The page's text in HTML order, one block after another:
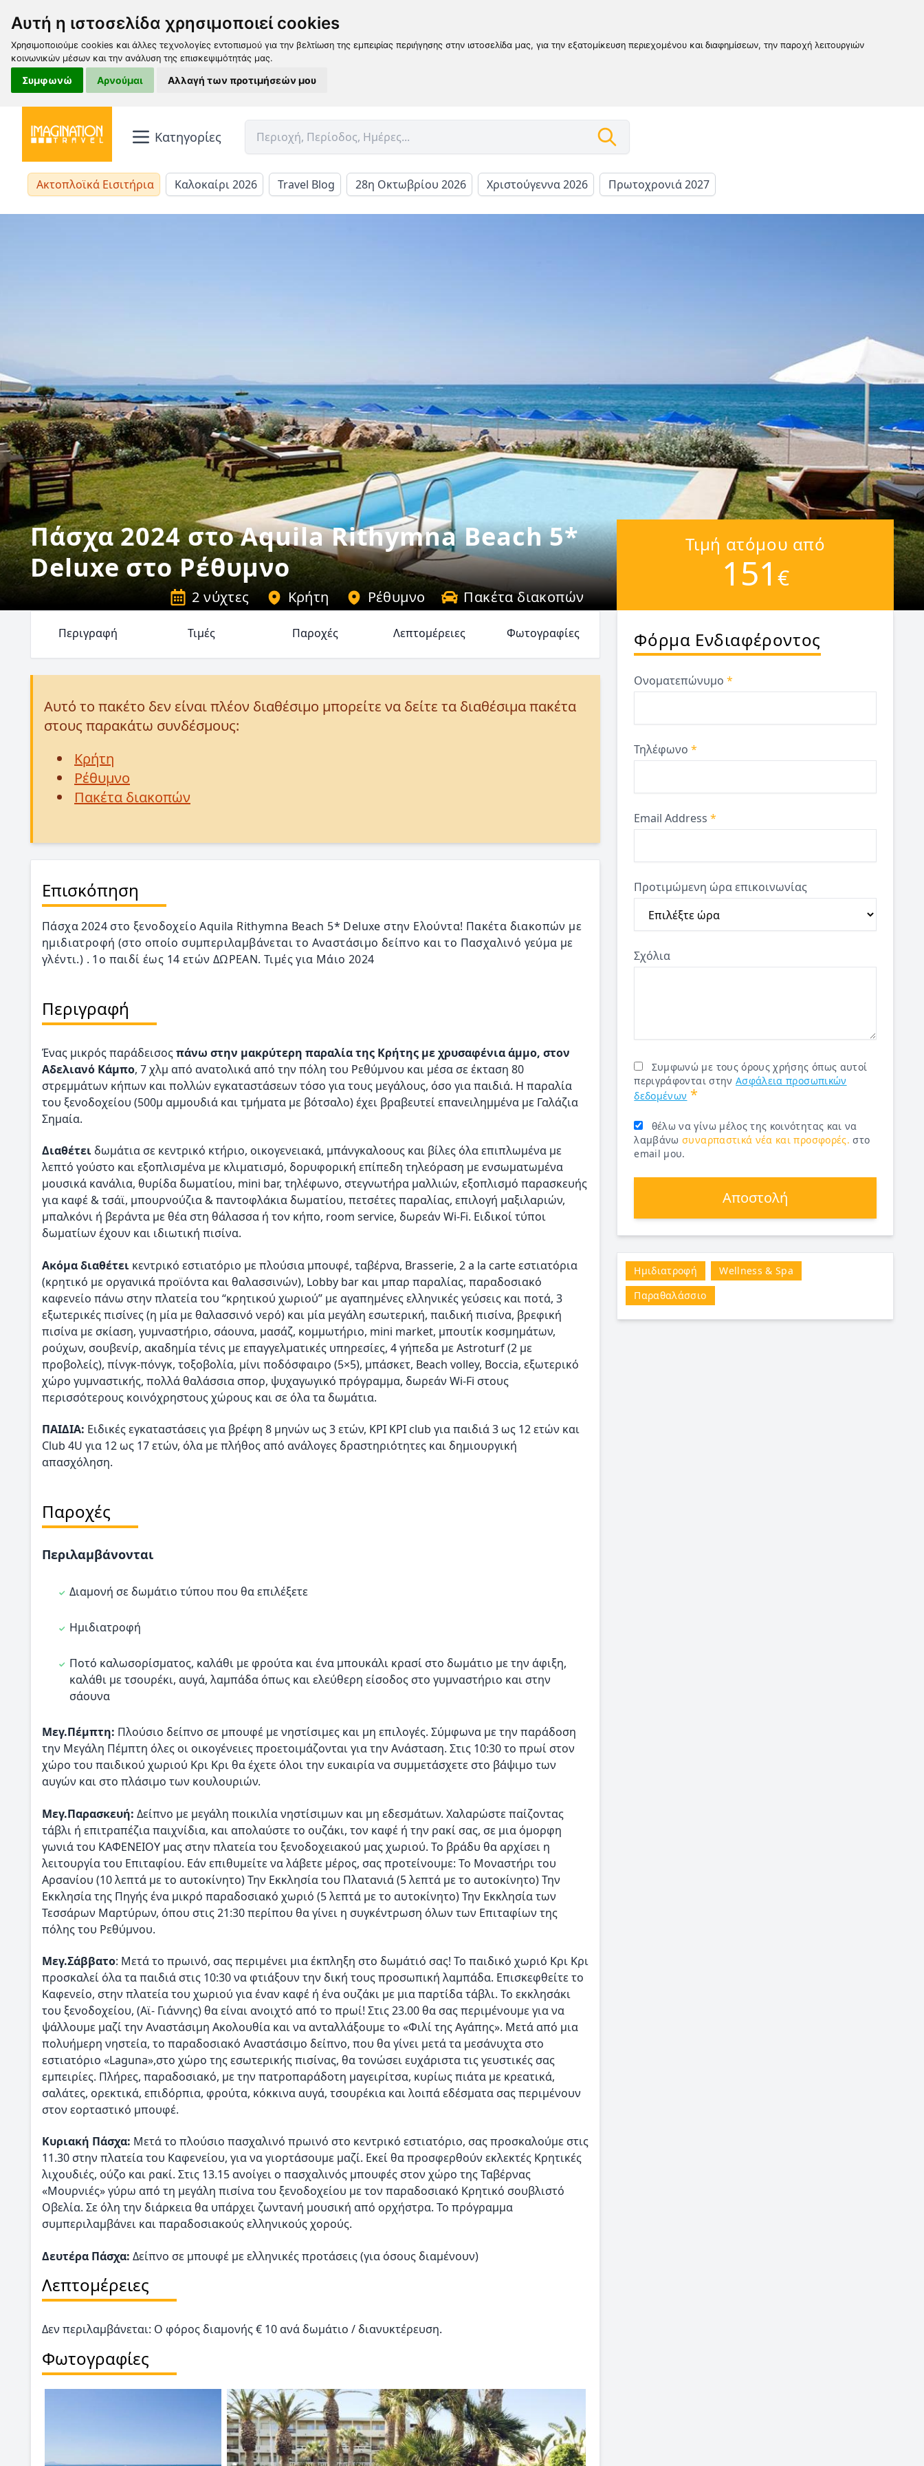
Αυτή η ιστοσελίδα χρησιμοποιεί cookies
Χρησιμοποιούμε cookies και άλλες τεχνολογίες εντοπισμού για την βελτίωση της εμπειρίας περιήγησης στην ιστοσελίδα μας, για την εξατομίκευση περιεχομένου και διαφημίσεων, την παροχή λειτουργιών
κοινωνικών μέσων και την ανάλυση της επισκεψιμότητάς μας.
Συμφωνώ Αρνούμαι Αλλαγή των προτιμήσεών μου
Κατηγορίες
Ακτοπλοϊκά Εισιτήρια Καλοκαίρι 2026 Travel Blog 28η Οκτωβρίου 2026 Χριστούγεννα 2026 Πρωτοχρονιά 2027
Πάσχα 2024 στο Aquila Rithymna Beach 5*
Deluxe στο Ρέθυμνο
2 νύχτες Κρήτη Ρέθυμνο Πακέτα διακοπών
Τιμή ατόμου από
151 €
Περιγραφή Τιμές Παροχές Λεπτομέρειες Φωτογραφίες
Αυτό το πακέτο δεν είναι πλέον διαθέσιμο μπορείτε να δείτε τα διαθέσιμα πακέτα
στους παρακάτω συνδέσμους:
Κρήτη
Ρέθυμνο
Πακέτα διακοπών
Επισκόπηση
Πάσχα 2024 στο ξενοδοχείο Aquila Rithymna Beach 5* Deluxe στην Ελούντα! Πακέτα διακοπών με
ημιδιατροφή (στο οποίο συμπεριλαμβάνεται το Αναστάσιμο δείπνο και το Πασχαλινό γεύμα με
γλέντι.) . 1o παιδί έως 14 ετών ΔΩΡΕΑΝ. Τιμές για Μάιο 2024
Περιγραφή
Ένας μικρός παράδεισοςπάνω στην μακρύτερη παραλία της Κρήτης με χρυσαφένια άμμο, στον
Αδελιανό Κάμπο, 7 χλμ από ανατολικά από την πόλη του Ρεθύμνου και μέσα σε έκταση 80
στρεμμάτων κήπων και πολλών εγκαταστάσεων τόσο για τους μεγάλους, όσο για παιδιά. Η παραλία
του ξενοδοχείου (500μ αμμουδιά και τμήματα με βότσαλο) έχει βραβευτεί επανειλημμένα με Γαλάζια
Σημαία.
Διαθέτειδωμάτια σε κεντρικό κτήριο, οικογενειακά, μπάνγκαλοους και βίλες όλα επιπλωμένα με
λεπτό γούστο και εξοπλισμένα με κλιματισμό, δορυφορική επίπεδη τηλεόραση με ενσωματωμένα
μουσικά κανάλια, θυρίδα δωματίου, mini bar, τηλέφωνο, στεγνωτήρα μαλλιών, εξοπλισμό παρασκευής
για καφέ & τσάϊ, μπουρνούζια & παντοφλάκια δωματίου, πετσέτες παραλίας, επιλογή μαξιλαριών,
μπαλκόνι ή βεράντα με θέα στη θάλασσα ή τον κήπο, room service, δωρεάν Wi-Fi. Ειδικοί τύποι
δωματίων έχουν και ιδιωτική πισίνα.
Ακόμα διαθέτει κεντρικό εστιατόριο με πλούσια μπουφέ, ταβέρνα, Brasserie, 2 a la carte εστιατόρια
(κρητικό με οργανικά προϊόντα και θαλασσινών), Lobby bar και μπαρ παραλίας, παραδοσιακό
καφενείο πάνω στην πλατεία του “κρητικού χωριού” με αγαπημένες ελληνικές γεύσεις και ποτά, 3
εξωτερικές πισίνες (η μία με θαλασσινό νερό) και μία μεγάλη εσωτερική, παιδική πισίνα, βρεφική
πισίνα με σκίαση, γυμναστήριο, σάουνα, μασάζ, κομμωτήριο, mini market, μπουτίκ κοσμημάτων,
ρούχων, σουβενίρ, ακαδημία τένις με επαγγελματικές υπηρεσίες, 4 γήπεδα με Astroturf (2 με
προβολείς), πίνγκ-πόνγκ, τοξοβολία, μίνι ποδόσφαιρο (5×5), μπάσκετ, Beach volley, Boccia, εξωτερικό
χώρο γυμναστικής, πολλά θαλάσσια σπορ, ψυχαγωγικό πρόγραμμα, δωρεάν Wi-Fi στους
περισσότερους κοινόχρηστους χώρους και σε όλα τα δωμάτια.
ΠΑΙΔΙΑ: Ειδικές εγκαταστάσεις για βρέφη 8 μηνών ως 3 ετών, KΡΙ ΚΡΙ club για παιδιά 3 ως 12 ετών και
Club 4U για 12 ως 17 ετών, όλα με πλήθος από ανάλογες δραστηριότητες και δημιουργική
απασχόληση.
Παροχές
Περιλαμβάνονται
Διαμονή σε δωμάτιο τύπου που θα επιλέξετε
Ημιδιατροφή
Ποτό καλωσορίσματος, καλάθι με φρούτα και ένα μπουκάλι κρασί στο δωμάτιο με την άφιξη,
καλάθι με τσουρέκι, αυγά, λαμπάδα όπως και ελεύθερη είσοδος στο γυμναστήριο και στην
σάουνα
Μεγ.Πέμπτη: Πλούσιο δείπνο σε μπουφέ με νηστίσιμες και μη επιλογές. Σύμφωνα με την παράδοση
την Μεγάλη Πέμπτη όλες οι οικογένειες προετοιμάζονται για την Ανάσταση. Στις 10:30 το πρωί στον
χώρο του παιδικού χωριού Κρι Κρι θα έχετε όλοι την ευκαιρία να συμμετάσχετε στο βάψιμο των
αυγών και στο πλάσιμο των κουλουριών.
Μεγ.Παρασκευή: Δείπνο με μεγάλη ποικιλία νηστίσιμων και μη εδεσμάτων. Χαλαρώστε παίζοντας
τάβλι ή επιτραπέζια παιχνίδια, και απολαύστε το ουζάκι, τον καφέ ή την ρακί σας, σε μια όμορφη
γωνιά του ΚΑΦΕΝΕΙΟΥ μας στην πλατεία του ξενοδοχειακού μας χωριού. Το βράδυ θα αρχίσει η
λειτουργία του Επιταφίου. Εάν επιθυμείτε να λάβετε μέρος, σας προτείνουμε: Το Μοναστήρι του
Αρσανίου (10 λεπτά με το αυτοκίνητο) Την Εκκλησία του Πλατανιά (5 λεπτά με το αυτοκίνητο) Την
Εκκλησία της Πηγής ένα μικρό παραδοσιακό χωριό (5 λεπτά με το αυτοκίνητο) Την Εκκλησία των
Τεσσάρων Μαρτύρων, όπου στις 21:30 περίπου θα γίνει η συγκέντρωση όλων των Επιταφίων της
πόλης του Ρεθύμνου.
Μεγ.Σάββατο: Μετά το πρωινό, σας περιμένει μια έκπληξη στο δωμάτιό σας! Το παιδικό χωριό Κρι Κρι
προσκαλεί όλα τα παιδιά στις 10:30 να φτιάξουν την δική τους προσωπική λαμπάδα. Επισκεφθείτε το
Καφενείο, στην πλατεία του χωριού για έναν καφέ ή ένα ουζάκι με μια παρτίδα τάβλι. Το εκκλησάκι
του ξενοδοχείου, (Αϊ- Γιάννης) θα είναι ανοιχτό από το πρωί! Στις 23.00 θα σας περιμένουμε για να
ψάλλουμε μαζί την Αναστάσιμη Ακολουθία και να ανταλλάξουμε το «Φιλί της Αγάπης». Μετά από μια
πολυήμερη νηστεία, το παραδοσιακό Αναστάσιμο δείπνο, που θα γίνει μετά τα μεσάνυχτα στο
εστιατόριο «Laguna»,στο χώρο της εσωτερικής πισίνας, θα τονώσει ευχάριστα τις γευστικές σας
εμπειρίες. Πλήρες, παραδοσιακό, με την πατροπαράδοτη μαγειρίτσα, κυρίως πιάτα με κρεατικά,
σαλάτες, ορεκτικά, επιδόρπια, φρούτα, κόκκινα αυγά, τσουρέκια και λοιπά εδέσματα σας περιμένουν
στον εορταστικό μπουφέ.
Κυριακή Πάσχα: Μετά το πλούσιο πασχαλινό πρωινό στο κεντρικό εστιατόριο, σας προσκαλούμε στις
11.30 στην πλατεία του Καφενείου, για να γιορτάσουμε μαζί. Εκεί θα προσφερθούν εκλεκτές Κρητικές
λιχουδιές, ούζο και ρακί. Στις 13.15 ανοίγει ο πασχαλινός μπουφές στον χώρο της Ταβέρνας
«Μουρνιές» γύρω από τη μεγάλη πισίνα του ξενοδοχείου με τον παραδοσιακό Κρητικό σουβλιστό
Οβελία. Σε όλη την διάρκεια θα υπάρχει ζωντανή μουσική από ορχήστρα. Το πρόγραμμα
συμπεριλαμβάνει και παραδοσιακούς ελληνικούς χορούς.
Δευτέρα Πάσχα: Δείπνο σε μπουφέ με ελληνικές προτάσεις (για όσους διαμένουν)
Λεπτομέρειες
Δεν περιλαμβάνεται: O φόρος διαμονής € 10 ανά δωμάτιο / διανυκτέρευση.
Φωτογραφίες
Φόρμα Ενδιαφέροντος
Ονοματεπώνυμο*
Τηλέφωνο*
Email Address*
Προτιμώμενη ώρα επικοινωνίας
Σχόλια
Συμφωνώ με τους όρους χρήσης όπως αυτοί
περιγράφονται στην Ασφάλεια προσωπικών
δεδομένων *
θέλω να γίνω μέλος της κοινότητας και να
λαμβάνωσυναρπαστικά νέα και προσφορές. στο
email μου.
Αποστολή
Ημιδιατροφή
Wellness & Spa
Παραθαλάσσιο